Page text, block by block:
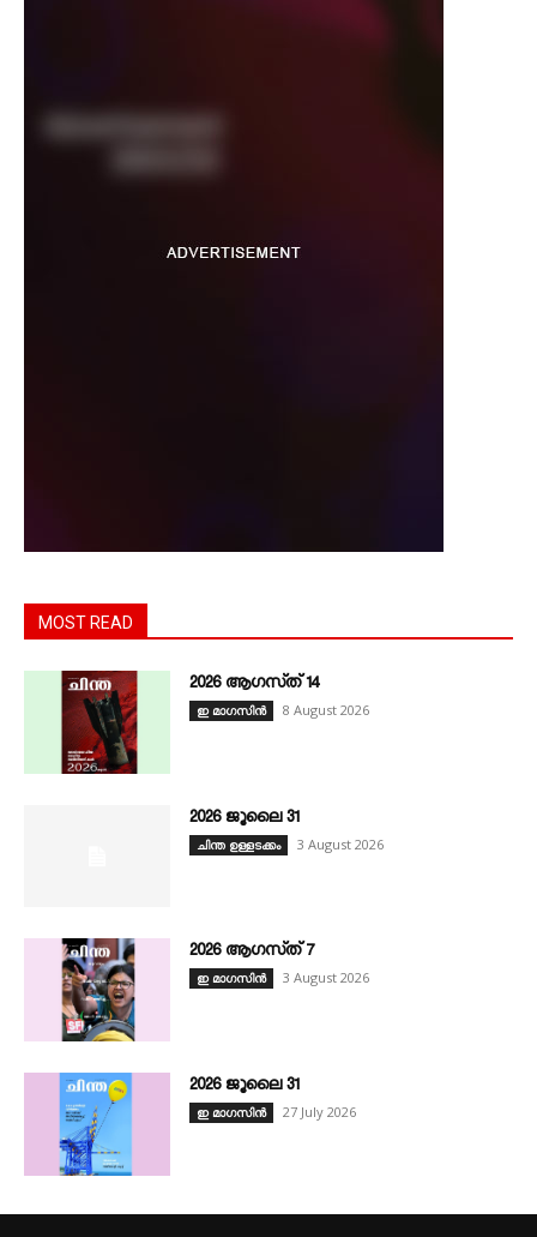
MOST READ
2026 ആഗസ്‌ത്‌ 14
ഇ മാഗസിൻ 8 August 2026
2026 ജൂലൈ 31
ചിന്ത ഉള്ളടക്കം 3 August 2026
2026 ആഗസ്‌ത്‌ 7
ഇ മാഗസിൻ 3 August 2026
2026 ജൂലൈ 31
ഇ മാഗസിൻ 27 July 2026